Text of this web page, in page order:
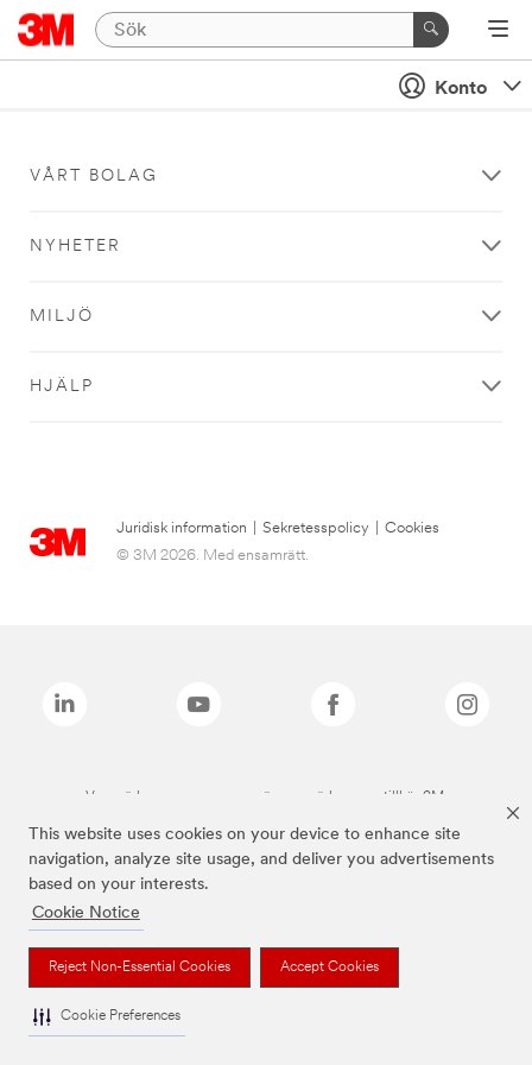
This website uses cookies on your device to enhance site
navigation, analyze site usage, and deliver you advertisements
based on your interests.
Cookie Notice
Reject Non-Essential Cookies Accept Cookies
Cookie Preferences
Konto
VÅRT BOLAG
NYHETER
MILJÖ
HJÄLP
Juridisk information Sekretesspolicy
Cookies
© 3M 2026. Med ensamrätt.
Varumärken som anges ovan är varumärken som tillhör 3M.